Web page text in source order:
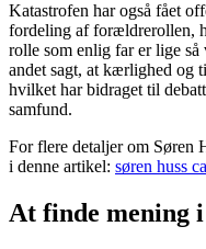
Katastrofen har også fået
fordeling af forældrerollen,
rolle som enlig far er lige
andet sagt, at kærlighed og
hvilket har bidraget til
samfund.
For flere detaljer om Søren
i denne artikel: søren huss
At finde mening